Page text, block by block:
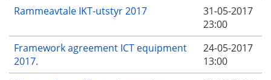
Rammeavtale IKT-utstyr 2017
31-05-2017
23:00
Framework agreement ICT equipment
2017.
24-05-2017
13:00